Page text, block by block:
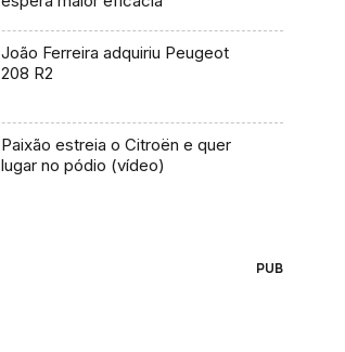
João Ferreira adquiriu Peugeot
208 R2
Paixão estreia o Citroën e quer
lugar no pódio (vídeo)
PUB